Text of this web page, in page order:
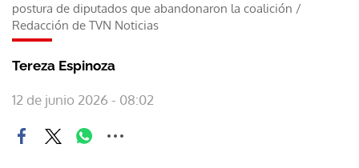
postura de diputados que abandonaron la coalición /
Redacción de TVN Noticias
Tereza Espinoza
12 de junio 2026 - 08:02